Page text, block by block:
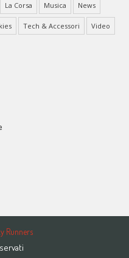
La Corsa Musica News
Tech & Accessori Video
Runners